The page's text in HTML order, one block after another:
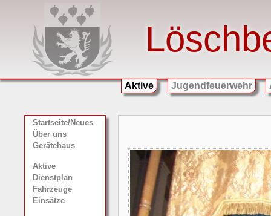
Aktive Jugendfeuerwehr
Startseite/Neues
Über uns
Gerätehaus
Aktive
Dienstplan
Fahrzeuge
Einsätze